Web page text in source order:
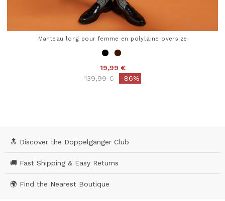
Manteau long pour femme en polylaine oversize
19,99 €
Price reduced from
139,99 €to-86%
🔝 Discover the Doppelgänger Club
🚚 Fast Shipping & Easy Returns
🌍 Find the Nearest Boutique